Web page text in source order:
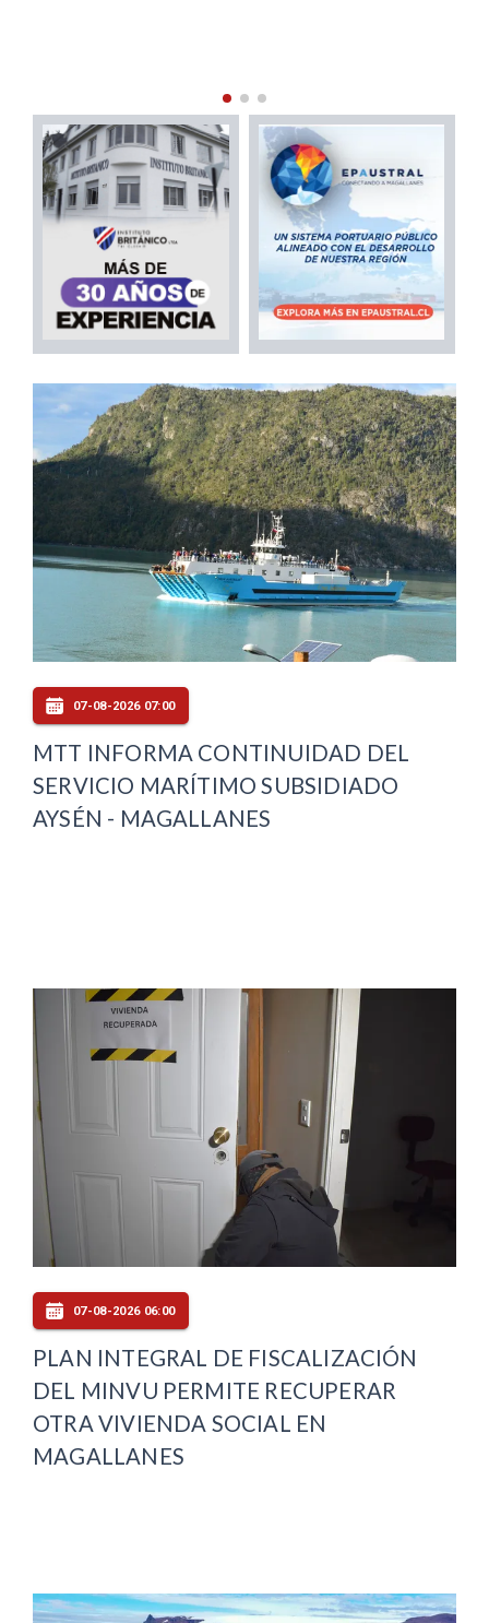
07-08-2026 07:00
MTT INFORMA CONTINUIDAD DEL
SERVICIO MARÍTIMO SUBSIDIADO
AYSÉN - MAGALLANES
07-08-2026 06:00
PLAN INTEGRAL DE FISCALIZACIÓN
DEL MINVU PERMITE RECUPERAR
OTRA VIVIENDA SOCIAL EN
MAGALLANES